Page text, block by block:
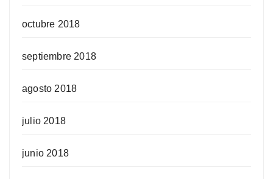
octubre 2018
septiembre 2018
agosto 2018
julio 2018
junio 2018